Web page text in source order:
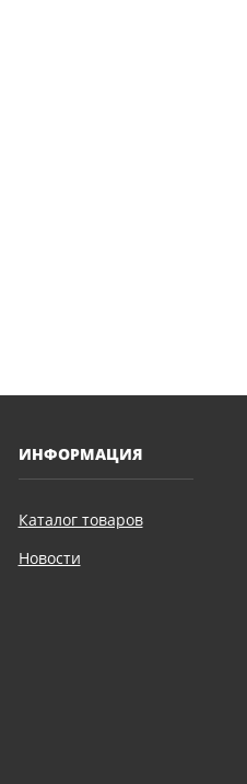
ИНФОРМАЦИЯ
Каталог товаров
Новости